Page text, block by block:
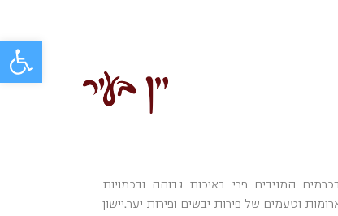
בכרמים המניבים פרי באיכות גבוהה ובכמויות
בארומות וטעמים של פירות יבשים ופירות יער.יישון
פתח